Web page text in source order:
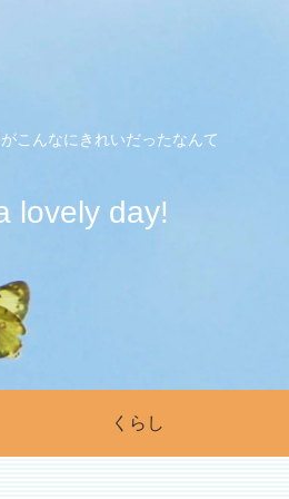
こんなにきれいだったなんて
lovely day!
くらし